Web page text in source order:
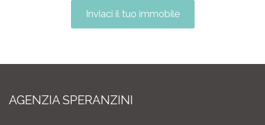
Inviaci il tuo immobile
AGENZIA SPERANZINI